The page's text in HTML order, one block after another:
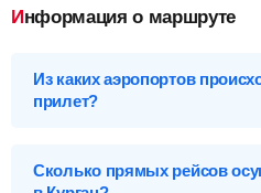
Информация о маршруте
Из каких аэропортов
прилет?
Сколько прямых рейсов